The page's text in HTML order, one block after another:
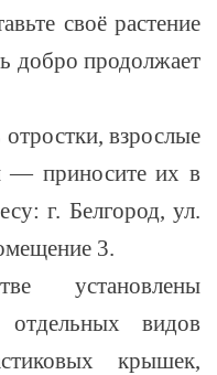
своё растение
добро продолжает
взрослые
— приносите их в
г. Белгород, ул.
3.
установлены
видов
крышек,